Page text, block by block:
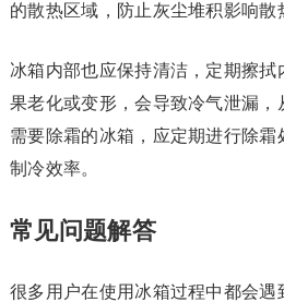
的散热区域，防止灰尘堆积影响散
冰箱内部也应保持清洁，定期擦
果老化或变形，会导致冷气泄漏
需要除霜的冰箱，应定期进行除
制冷效率。
常见问题解答
很多用户在使用冰箱过程中都会遇